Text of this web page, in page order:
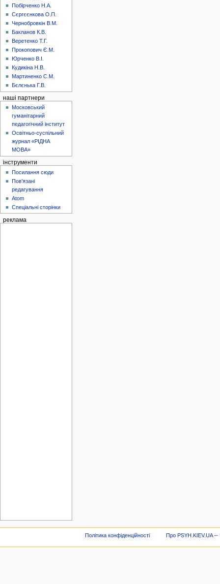
Побірченко Н.А.
Сєргєєнкова О.П.
Чернобровкін В.М.
Бакланов К.В.
Веретенко Т.Г.
Прокопович Є.М.
Юрченко В.І.
Кудикіна Н.В.
Мартиненко С.М.
Бєлєнька Г.В.
наші партнери
Московський
гуманітарний
педагогічний інститут
Освітньо-суспільний
журнал «РІДНА
МОВА»
інструменти
Посилання сюди
Пов'язані
редагування
Atom
Спеціальні сторінки
реклама
Політика конфіденційності Про PSYH.KIEV.UA --